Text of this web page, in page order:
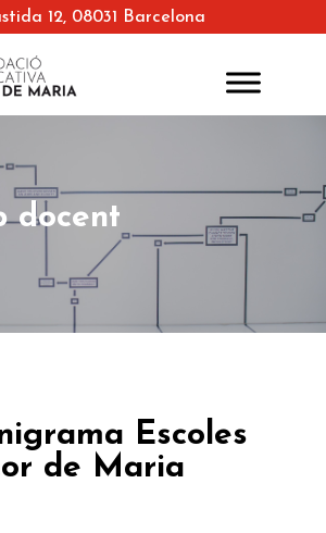
12, 08031 Barcelona
docent
Escoles
de Maria